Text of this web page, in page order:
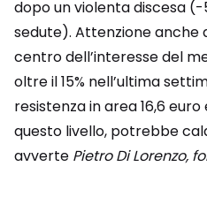
dopo un violenta discesa (-
sedute). Attenzione anche
centro dell’interesse del
oltre il 15% nell’ultima
resistenza in area 16,6
questo livello, potrebbe
avverte Pietro Di Lorenzo,